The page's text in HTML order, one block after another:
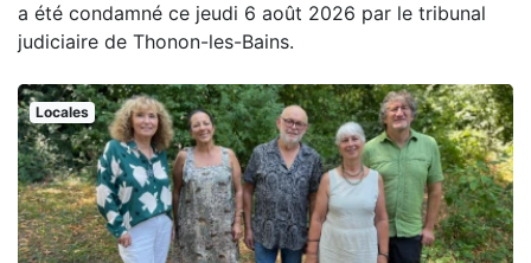
a été condamné ce jeudi 6 août 2026 par le tribunal
judiciaire de Thonon-les-Bains.
Locales